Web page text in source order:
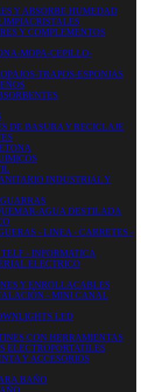
Y ABSORBE HUMEDAD
Y COMPLEMENTOS
MOPA-CEPILLO-
TRAPOS-ESPONJAS
DE BASURA Y RECICLAJE
INDUSTRIAL Y
AGUA DESTILADA
- LINEA - CARRETES -
- INFORMATICA
ELECTRICO
Y ENROLLACABLES
- MINI CANAL
LED
CON HERRAMIENTAS
ELECTROPORTATILES
Y ACCESORIOS
BAÑO